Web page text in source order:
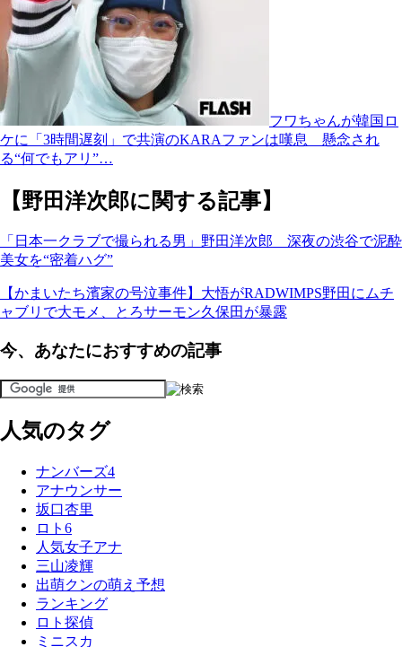
フワちゃんが韓国ロ
ケに「3時間遅刻」で共演のKARAファンは嘆息 懸念され
る“何でもアリ”…
【野田洋次郎に関する記事】
「日本一クラブで撮られる男」野田洋次郎 深夜の渋谷で泥酔
美女を“密着ハグ”
【かまいたち濱家の号泣事件】大悟がRADWIMPS野田にムチ
ャブリで大モメ、とろサーモン久保田が暴露
今、あなたにおすすめの記事
人気のタグ
ナンバーズ4
アナウンサー
坂口杏里
ロト6
人気女子アナ
三山凌輝
出萌クンの萌え予想
ランキング
ロト探偵
ミニスカ